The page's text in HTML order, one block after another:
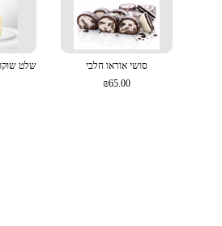
סושי אוראו חלבי
₪65.00
שלט